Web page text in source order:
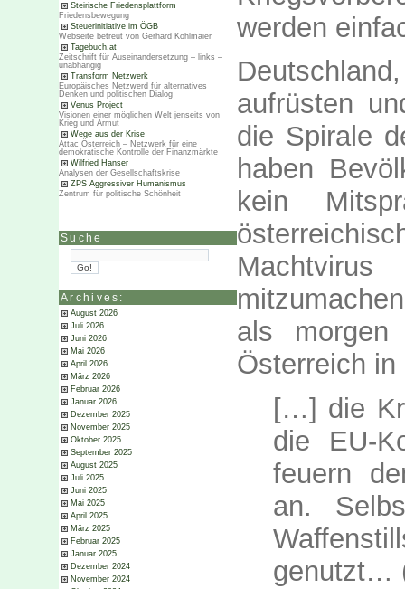
Steirische Friedensplattform
Friedensbewegung
Steuerinitiative im ÖGB
Webseite betreut von Gerhard Kohlmaier
Tagebuch.at
Zeitschrift für Auseinandersetzung – links –
unabhängig
Transform Netzwerk
Europäisches Netzwerd für alternatives
Denken und politischen Dialog
Venus Project
Visionen einer möglichen Welt jenseits von
Krieg und Armut
Wege aus der Krise
Attac Österreich – Netzwerk für eine
demokratische Kontrolle der Finanzmärkte
Wilfried Hanser
Analysen der Gesellschaftskrise
ZPS Aggressiver Humanismus
Zentrum für politische Schönheit
Suche
Archives:
August 2026
Juli 2026
Juni 2026
Mai 2026
April 2026
März 2026
Februar 2026
Januar 2026
Dezember 2025
November 2025
Oktober 2025
September 2025
August 2025
Juli 2025
Juni 2025
Mai 2025
April 2025
März 2025
Februar 2025
Januar 2025
Dezember 2024
November 2024
werden
aufrüsten
die Spirale
haben
kein
als morgen
Österreich in
[…] die
die EU-
feuern
an.
genutzt…